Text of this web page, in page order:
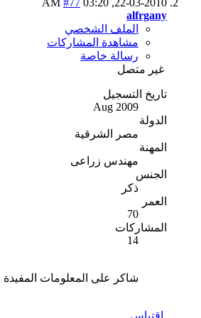
22-03-2010,
03:20 AM
#77
alfrgany
الملف الشخصي
مشاهدة المشاركات
رسالة خاصة
غير متصل
تاريخ التسجيل
Aug 2009
الدولة
مصر الشرقية
المهنة
مهندس زراعى
الجنس
ذكر
العمر
70
المشاركات
14
شاكر على المعلومات
اقتباس